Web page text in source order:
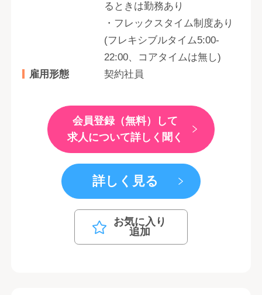
るときは勤務あり
・フレックスタイム制度あり
(フレキシブルタイム5:00-
22:00、コアタイムは無し)
雇用形態
契約社員
会員登録（無料）して
求人について詳しく聞く
詳しく見る
お気に入り
追加